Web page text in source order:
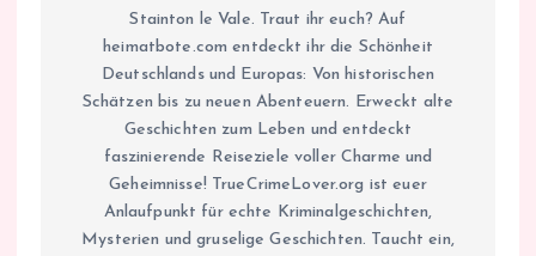
Stainton le Vale. Traut ihr euch? Auf
heimatbote.com entdeckt ihr die Schönheit
Deutschlands und Europas: Von historischen
Schätzen bis zu neuen Abenteuern. Erweckt alte
Geschichten zum Leben und entdeckt
faszinierende Reiseziele voller Charme und
Geheimnisse! TrueCrimeLover.org ist euer
Anlaufpunkt für echte Kriminalgeschichten,
Mysterien und gruselige Geschichten. Taucht ein,